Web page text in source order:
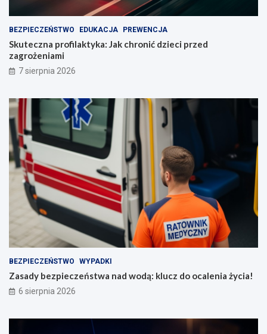
BEZPIECZEŃSTWO EDUKACJA PREWENCJA
Skuteczna profilaktyka: Jak chronić dzieci przed
zagrożeniami
7 sierpnia 2026
BEZPIECZEŃSTWO WYPADKI
Zasady bezpieczeństwa nad wodą: klucz do ocalenia życia!
6 sierpnia 2026